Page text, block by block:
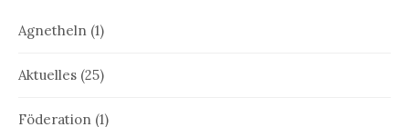
Agnetheln (1)
Aktuelles (25)
Föderation (1)